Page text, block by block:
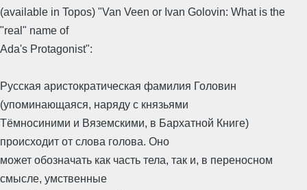
(available in Topos) "Van Veen or Ivan Golovin: What is the
"real" name of
Ada's Protagonist":
Русская аристократическая фамилия Головин
(упоминающаяся, наряду с князьями
Тёмносиними и Вяземскими, в Бархатной Книге)
происходит от слова голова. Оно
может обозначать как часть тела, так и, в переносном
смысле, умственные